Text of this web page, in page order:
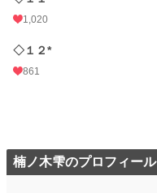
1,020
◇１２*
861
楠ノ木雫のプロフィール